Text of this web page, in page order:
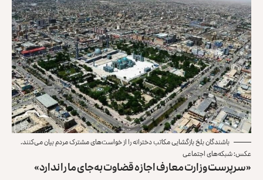
باشندگان بلخ بازگشایی مکاتب دخترانه را از خواست‌های مشترک مردم بیان می‌کنند.
عکس: شبکه‌های اجتماعی
«سرپرست وزارت معارف اجازه قضاوت به‌جای ما را ندارد»